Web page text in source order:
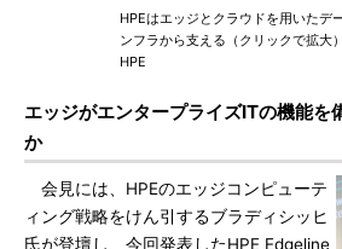
HPEはエッジとクラウドを用いたデ
ンフラから支える（クリックで拡大
HPE
エッジがエンタープライズITの機能を
か
会見には、HPEのエッジコンピューテ
ィング戦略をけん引するブラディシッヒ
氏が登壇し、今回発表したHPE Edgeline